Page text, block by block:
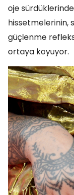
oje
hissetmelerinin,
güçlenme
ortaya koyuyor.